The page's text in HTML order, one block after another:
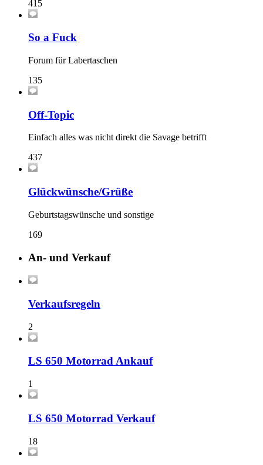
415
So a Fuck
Forum für Labertaschen
135
Off-Topic
Einfach alles was nicht direkt die Savage betrifft
437
Glückwünsche/Grüße
Geburtstagswünsche und sonstige
169
An- und Verkauf
Verkaufsregeln
2
LS 650 Motorrad Ankauf
1
LS 650 Motorrad Verkauf
18